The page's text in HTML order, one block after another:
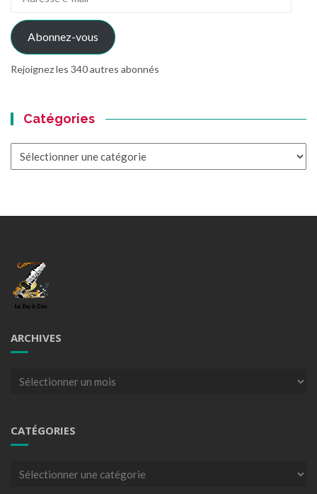
mail
Abonnez-vous
Rejoignez les 340 autres abonnés
Catégories
ARCHIVES
Archives
CATÉGORIES
Catégories